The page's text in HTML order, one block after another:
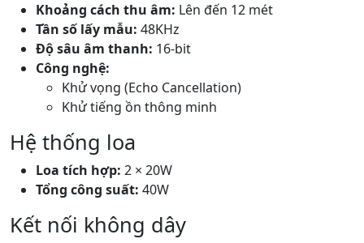
Khoảng cách thu âm: Lên đến 12 mét
Tần số lấy mẫu: 48KHz
Độ sâu âm thanh: 16-bit
Công nghệ:
Khử vọng (Echo Cancellation)
Khử tiếng ồn thông minh
Hệ thống loa
Loa tích hợp: 2 × 20W
Tổng công suất: 40W
Kết nối không dây